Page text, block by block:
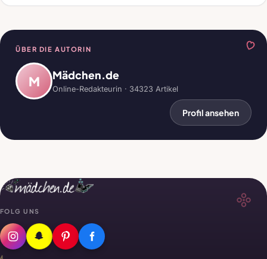
ÜBER DIE AUTORIN
M Mädchen.de
Online-Redakteurin · 34323 Artikel
Profil ansehen
FOLG UNS